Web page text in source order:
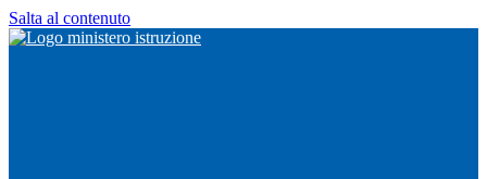
Salta al contenuto